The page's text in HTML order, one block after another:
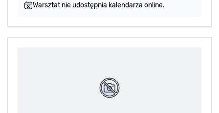
Warsztat nie udostępnia kalendarza online.